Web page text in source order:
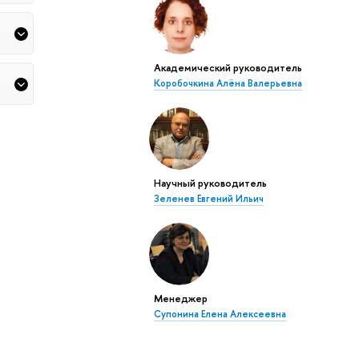
Академический руководитель
Коробочкина Алёна Валерьевна
Научный руководитель
Зеленев Евгений Ильич
Менеджер
Супонина Елена Алексеевна